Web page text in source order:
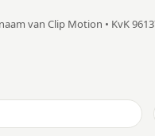
van Clip Motion • KvK